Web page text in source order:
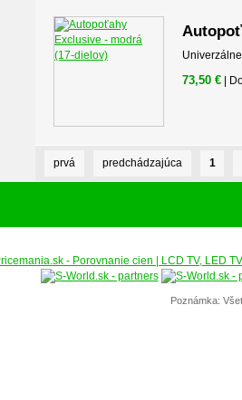
73,50 € |
prvá predchádzajúca 1
Poznámka: